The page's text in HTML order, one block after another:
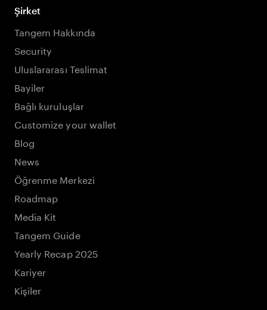
Şirket
Tangem Hakkında
Security
Uluslararası Teslimat
Bayiler
Bağlı kuruluşlar
Customize your wallet
Blog
News
Öğrenme Merkezi
Roadmap
Media Kit
Tangem Guide
Yearly Recap 2025
Kariyer
Kişiler